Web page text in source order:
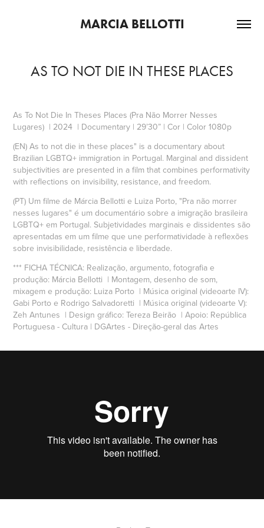
MARCIA BELLOTTI
AS TO NOT DIE IN THESE PLACES
As To Not Die In Theses Places (Pra Não Morrer Nesses
Lugares) | 2024 | Documentary | 29’30” | Cor | Color 1080p
(EN)As to not die in these places" is a documentary about
Brazilian LGBTQ+ immigration in Portugal. Marginal and dissident
subjectivities are presented in a film that combines performativity
with reflections on invisibility, resistance, and freedom.
(PT) Um filme de Márcia Bellotti e Luiza Porto, "Pra não morrer
nesses lugares" é um documentário sobre a imigração brasileira
LGBTQ+ em Portugal. Subjetividades marginais e dissidentes são
apresentadas em um filme que une performatividade à reflexões
sobre invisibilidade, resistência e liberdade.
*** FICHA TÉCNICA: Realização, argumento, fotografia e
produção: Márcia Bellotti | Montagem, desenho de som,
mixagem e produção: Luiza Porto | Música original (videoarte IV):
Gabi Porto e Rodrigo Salvadoretti | Música original (videoarte V):
Zeh Antunes | Design gráfico: Tereza Beirão |Apoio: República
Portuguesa - Cultura | DGArtes - Direção-geral das Artes